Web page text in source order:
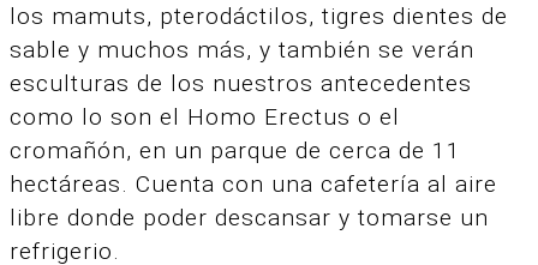
los mamuts, pterodáctilos, tigres dientes de
sable y muchos más, y también se verán
esculturas de los nuestros antecedentes
como lo son el Homo Erectus o el
cromañón, en un parque de cerca de 11
hectáreas. Cuenta con una cafetería al aire
libre donde poder descansar y tomarse un
refrigerio.